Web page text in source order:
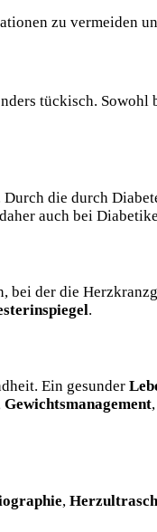
zu vermeiden
tückisch.
die durch
auch bei
bei der die
.
Ein gesunder
Gewichtsmanagement
,